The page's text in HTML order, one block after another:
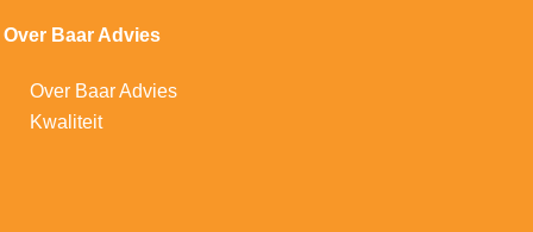
Over Baar Advies
Over Baar Advies
Kwaliteit